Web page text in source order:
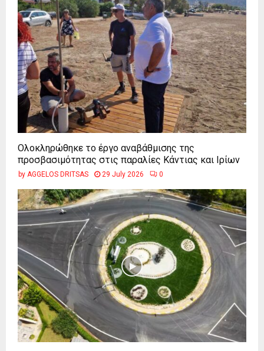
Ολοκληρώθηκε το έργο αναβάθμισης της
προσβασιμότητας στις παραλίες Κάντιας και Ιρίων
by AGGELOS DRITSAS 29 July 2026 0